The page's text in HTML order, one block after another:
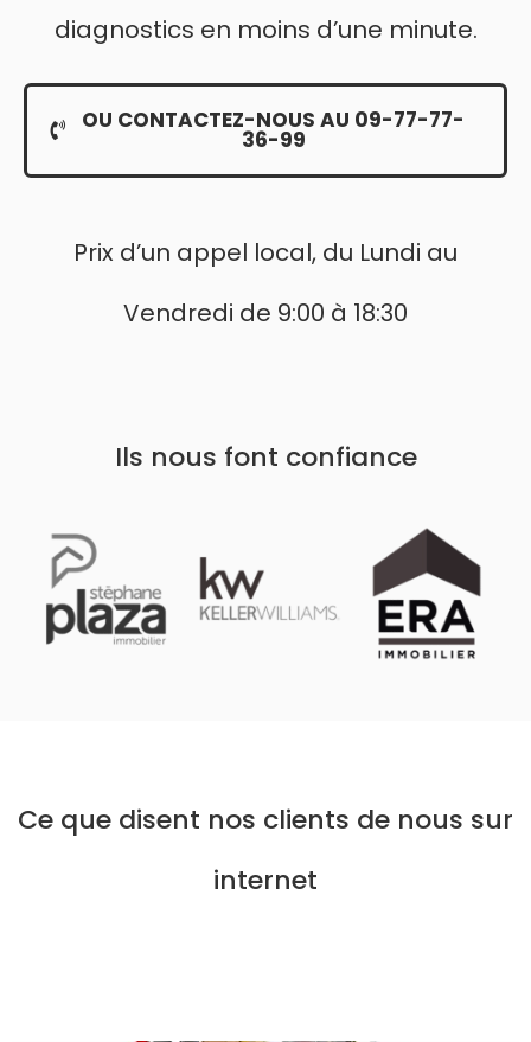
diagnostics en moins d’une minute.
OU CONTACTEZ-NOUS AU 09-77-77-
36-99
Prix d’un appel local, du Lundi au
Vendredi de 9:00 à 18:30
Ils nous font confiance
Ce que disent nos clients de nous sur
internet